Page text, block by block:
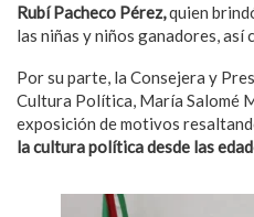
Rubí Pacheco Pérez,quien
las niñas y niños ganadores, así
Por su parte, la Consejera y
Cultura Política, María Salomé
exposición de motivos
la cultura política desde las